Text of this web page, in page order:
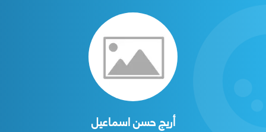
أريج حسن اسماعيل